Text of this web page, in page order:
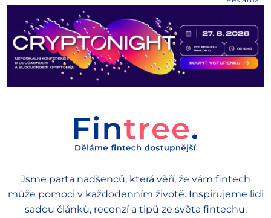
Jsme parta nadšenců, která věří, že vám fintech
může pomoci v každodenním životě. Inspirujeme lidi
sadou článků, recenzí a tipů ze světa fintechu.